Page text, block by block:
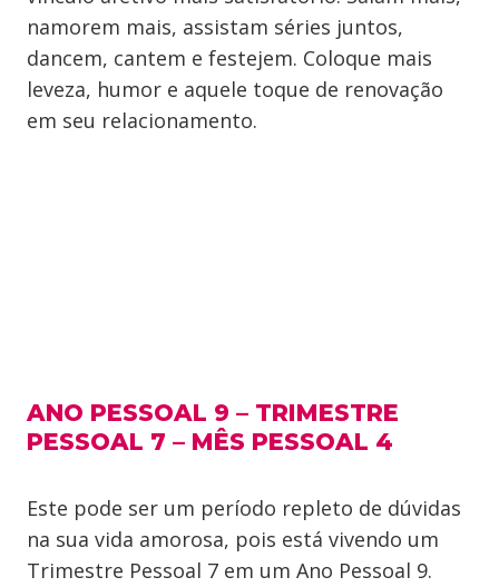
namorem mais, assistam séries juntos,
dancem, cantem e festejem. Coloque mais
leveza, humor e aquele toque de renovação
em seu relacionamento.
ANO PESSOAL 9 – TRIMESTRE
PESSOAL 7 – MÊS PESSOAL 4
Este pode ser um período repleto de dúvidas
na sua vida amorosa, pois está vivendo um
Trimestre Pessoal 7 em um Ano Pessoal 9.